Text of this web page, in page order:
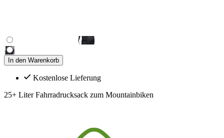
In den Warenkorb
Kostenlose Lieferung
25+ Liter Fahrradrucksack zum Mountainbiken